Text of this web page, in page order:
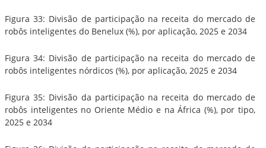
Figura 33: Divisão de participação na receita do mercado de
robôs inteligentes do Benelux (%), por aplicação, 2025 e 2034
Figura 34: Divisão de participação na receita do mercado de
robôs inteligentes nórdicos (%), por aplicação, 2025 e 2034
Figura 35: Divisão da participação na receita do mercado de
robôs inteligentes no Oriente Médio e na África (%), por tipo,
2025 e 2034